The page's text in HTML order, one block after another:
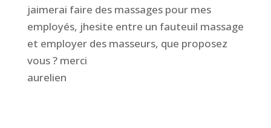
jaimerai faire des massages pour mes
employés, jhesite entre un fauteuil massage
et employer des masseurs, que proposez
vous ? merci
aurelien